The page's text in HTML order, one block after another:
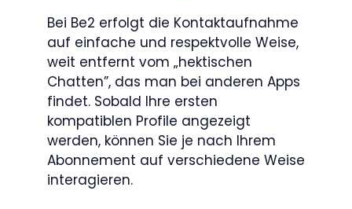
Bei Be2 erfolgt die Kontaktaufnahme
auf einfache und respektvolle Weise,
weit entfernt vom „hektischen
Chatten”, das man bei anderen Apps
findet. Sobald Ihre ersten
kompatiblen Profile angezeigt
werden, können Sie je nach Ihrem
Abonnement auf verschiedene Weise
interagieren.